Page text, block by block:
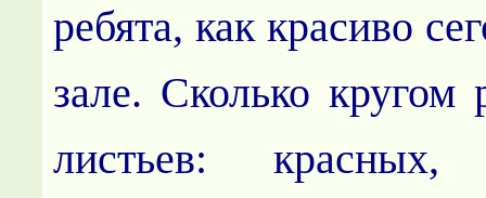
ребята, как красиво
зале. Сколько кругом
листьев: